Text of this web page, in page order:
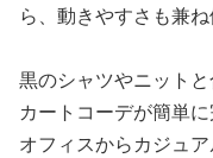
ら、動きやすさも兼ね
黒のシャツやニット
カートコーデが簡単に
オフィスからカジュ